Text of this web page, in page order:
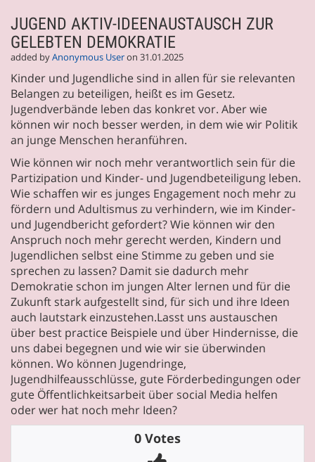
JUGEND AKTIV-IDEENAUSTAUSCH ZUR
GELEBTEN DEMOKRATIE
added byAnonymous Useron 31.01.2025
Kinder und Jugendliche sind in allen für sie relevanten
Belangen zu beteiligen, heißt es im Gesetz.
Jugendverbände leben das konkret vor. Aber wie
können wir noch besser werden, in dem wie wir Politik
an junge Menschen heranführen.
Wie können wir noch mehr verantwortlich sein für die
Partizipation und Kinder- und Jugendbeteiligung leben.
Wie schaffen wir es junges Engagement noch mehr zu
fördern und Adultismus zu verhindern, wie im Kinder-
und Jugendbericht gefordert? Wie können wir den
Anspruch noch mehr gerecht werden, Kindern und
Jugendlichen selbst eine Stimme zu geben und sie
sprechen zu lassen? Damit sie dadurch mehr
Demokratie schon im jungen Alter lernen und für die
Zukunft stark aufgestellt sind, für sich und ihre Ideen
auch lautstark einzustehen.Lasst uns austauschen
über best practice Beispiele und über Hindernisse, die
uns dabei begegnen und wie wir sie überwinden
können. Wo können Jugendringe,
Jugendhilfeausschlüsse, gute Förderbedingungen oder
gute Öffentlichkeitsarbeit über social Media helfen
oder wer hat noch mehr Ideen?
0 Votes